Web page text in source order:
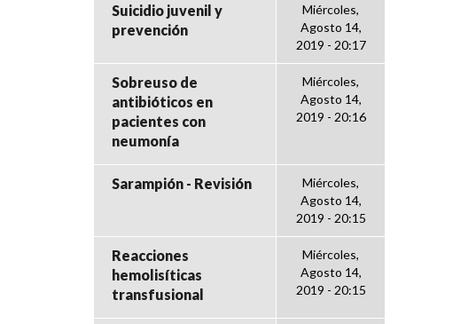
Suicidio juvenil y
prevención
Miércoles,
Agosto 14,
2019 - 20:17
Sobreuso de
antibióticos en
pacientes con
neumonía
Miércoles,
Agosto 14,
2019 - 20:16
Sarampión - Revisión
Miércoles,
Agosto 14,
2019 - 20:15
Reacciones
hemolisíticas
transfusional
Miércoles,
Agosto 14,
2019 - 20:15